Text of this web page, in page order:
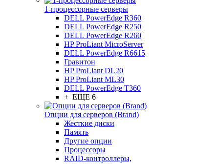
1-процессорные серверы
DELL PowerEdge R360
DELL PowerEdge R250
DELL PowerEdge R260
HP ProLiant MicroServer
DELL PowerEdge R6615
Гравитон
HP ProLiant DL20
HP ProLiant ML30
DELL PowerEdge T360
+ ЕЩЕ 6
Опции для серверов (Brand)
Жесткие диски
Память
Другие опции
Процессоры
RAID-контроллеры,